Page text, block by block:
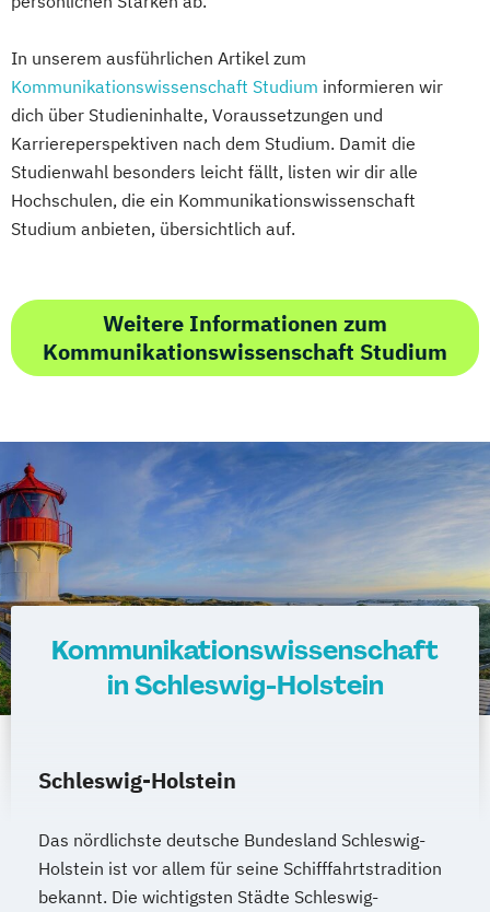
In unserem ausführlichen Artikel zum
Kommunikationswissenschaft Studium informieren wir
dich über Studieninhalte, Voraussetzungen und
Karriereperspektiven nach dem Studium. Damit die
Studienwahl besonders leicht fällt, listen wir dir alle
Hochschulen, die ein Kommunikationswissenschaft
Studium anbieten, übersichtlich auf.
Weitere Informationen zum
Kommunikationswissenschaft Studium
Kommunikationswissenschaft
in Schleswig-Holstein
Schleswig-Holstein
Das nördlichste deutsche Bundesland Schleswig-
Holstein ist vor allem für seine Schifffahrtstradition
bekannt. Die wichtigsten Städte Schleswig-